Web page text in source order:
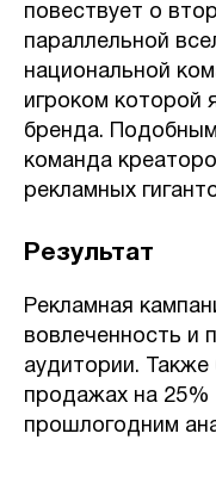
повествует о
параллельной
национальной
игроком которой
бренда.
команда
рекламных
Результат
Рекламная
вовлеченность и
аудитории.
продажах на 25%
прошлогодним